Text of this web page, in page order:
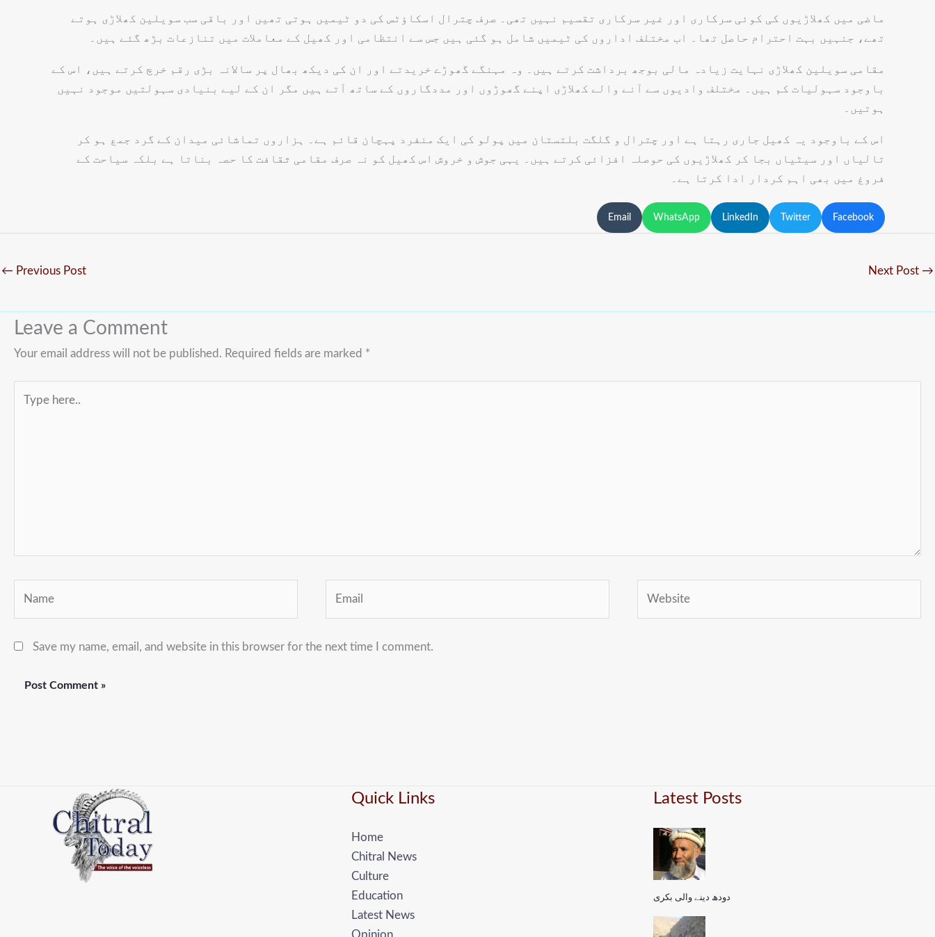
ماضی میں کھلاڑیوں کی کوئی سرکاری اور غیر سرکاری تقسیم نہیں تھی۔ صرف چترال اسکاؤٹس کی دو ٹیمیں ہوتی تھیں اور باقی سب سویلین کھلاڑی ہوتے
تھے، جنہیں بہت احترام حاصل تھا۔ اب مختلف اداروں کی ٹیمیں شامل ہو گئی ہیں جس سے انتظامی اور کھیل کے معاملات میں تنازعات بڑھ گئے ہیں۔
مقامی سویلین کھلاڑی نہایت زیادہ مالی بوجھ برداشت کرتے ہیں۔ وہ مہنگے گھوڑے خریدتے اور ان کی دیکھ بھال پر سالانہ بڑی رقم خرچ کرتے ہیں، اس کے
باوجود سہولیات کم ہیں۔ مختلف وادیوں سے آنے والے کھلاڑی اپنے گھوڑوں اور مددگاروں کے ساتھ آتے ہیں مگر ان کے لیے بنیادی سہولتیں موجود نہیں
ہوتیں۔
اس کے باوجود یہ کھیل جاری رہتا ہے اور چترال و گلگت بلتستان میں پولو کی ایک منفرد پہچان قائم ہے۔ ہزاروں تماشائی میدان کے گرد جمع ہو کر
تالیاں اور سیٹیاں بجا کر کھلاڑیوں کی حوصلہ افزائی کرتے ہیں۔ یہی جوش و خروش اس کھیل کو نہ صرف مقامی ثقافت کا حصہ بناتا ہے بلکہ سیاحت کے
فروغ میں بھی اہم کردار ادا کرتا ہے۔
Facebook
Twitter
LinkedIn
WhatsApp
Email
← Previous Post Next Post →
Leave a Comment
Your email address will not be published. Required fields are marked *
here..
Save my name, email, and website in this browser for the next time I comment.
Quick Links
Home
Chitral News
Culture
Education
Latest News
Opinion
Latest Posts
دودھ دینے والی بکری